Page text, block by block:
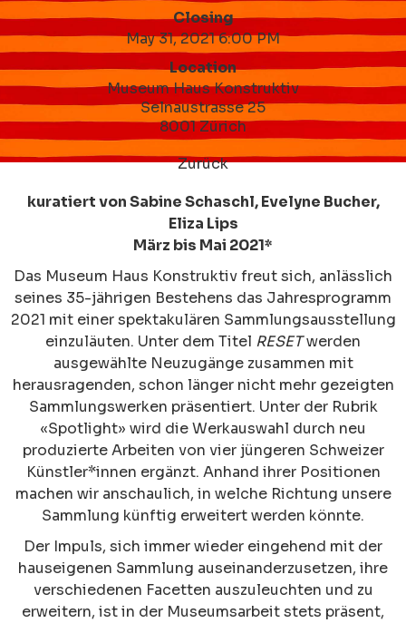
Closing
May 31, 2021 6:00 PM
Location
Museum Haus Konstruktiv
Selnaustrasse 25
8001 Zürich
Zurück
kuratiert von Sabine Schaschl, Evelyne Bucher,
Eliza Lips
März bis Mai 2021*
Das Museum Haus Konstruktiv freut sich, anlässlich
seines 35-jährigen Bestehens das Jahresprogramm
2021 mit einer spektakulären Sammlungsausstellung
einzuläuten. Unter dem Titel RESETwerden
ausgewählte Neuzugänge zusammen mit
herausragenden, schon länger nicht mehr gezeigten
Sammlungswerken präsentiert. Unter der Rubrik
«Spotlight» wird die Werkauswahl durch neu
produzierte Arbeiten von vier jüngeren Schweizer
Künstler*innen ergänzt. Anhand ihrer Positionen
machen wir anschaulich, in welche Richtung unsere
Sammlung künftig erweitert werden könnte.
Der Impuls, sich immer wieder eingehend mit der
hauseigenen Sammlung auseinanderzusetzen, ihre
verschiedenen Facetten auszuleuchten und zu
erweitern, ist in der Museumsarbeit stets präsent,